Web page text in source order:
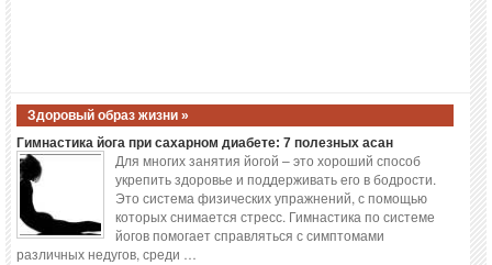
Здоровый образ жизни »
Гимнастика йога при сахарном диабете: 7 полезных асан
Для многих занятия йогой – это хороший способ
укрепить здоровье и поддерживать его в бодрости.
Это система физических упражнений, с помощью
которых снимается стресс. Гимнастика по системе
йогов помогает справляться с симптомами
различных недугов, среди …